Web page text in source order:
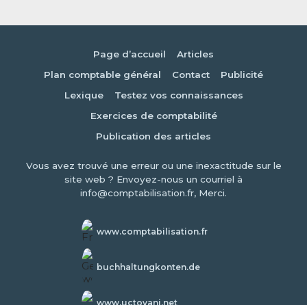
Page d’accueil
Articles
Plan comptable général
Contact
Publicité
Lexique
Testez vos connaissances
Exercices de comptabilité
Publication des articles
Vous avez trouvé une erreur ou une inexactitude sur le
site web ? Envoyez-nous un courriel à
info@comptabilisation.fr, Merci.
www.comptabilisation.fr
buchhaltungkonten.de
www.uctovani.net